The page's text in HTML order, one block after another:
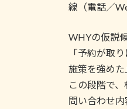
線（電話／
WHYの仮説
「予約が取
施策を強めた
この段階で
問い合わせ内